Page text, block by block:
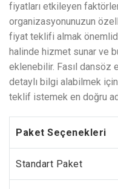
fiyatları etkileyen
organizasyonunuzun
fiyat teklifi almak
halinde hizmet sunar ve
eklenebilir. Fasıl dansöz
detaylı bilgi alabilmek
teklif istemek en doğru
Paket Seçenekleri
Standart Paket